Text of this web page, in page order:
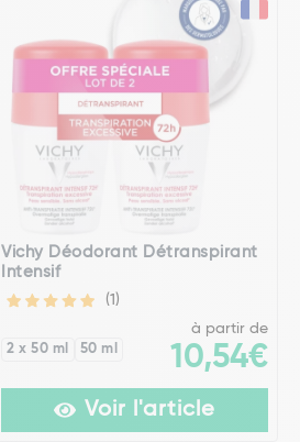
Vichy Déodorant Détranspirant
Intensif
(1)
2 x 50 ml 50 ml
à partir de
10,54€
Voir l'article